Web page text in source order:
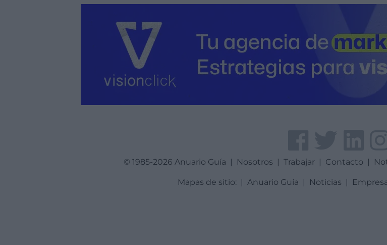
© 1985-2026 Anuario Guía | Nosotros | Trabajar | Contacto |
Mapas de sitio: | Anuario Guía | Noticias |